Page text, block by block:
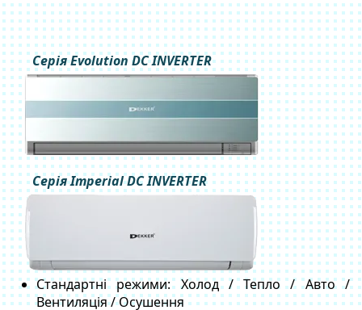
Серія Evolution DC INVERTER
Серія Imperial DC INVERTER
Стандартні режими: Холод / Тепло / Авто /
Вентиляція / Осушення